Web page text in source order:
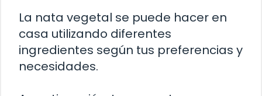
La nata vegetal se puede hacer en
casa utilizando diferentes
ingredientes según tus preferencias y
necesidades.